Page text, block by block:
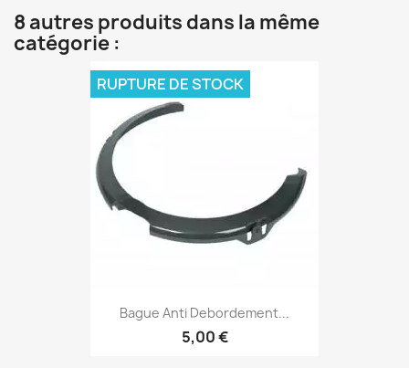
8 autres produits dans la même
catégorie :
Bague Anti Debordement...
5,00 €
RUPTURE DE STOCK